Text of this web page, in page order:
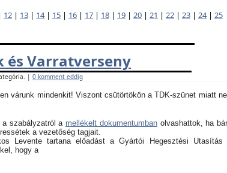
12 | 13 | 14| 15 | 16 | 17 | 18 | 19 | 20 | 21 | 22 | 23 | 24| 25
és Varratverseny
| 0 komment eddig
várunk mindenkit! Viszont csütörtökön a TDK-szünet miatt
a szabályzatról a mellékelt dokumentumbanolvashattok, ha
a vezetőség tagjait.
Levente tartana előadást a Gyártói Hegesztési Utasítás
hogy a